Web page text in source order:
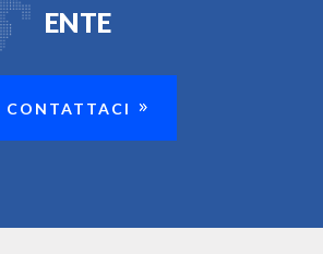
ENTE
CONTATTACI